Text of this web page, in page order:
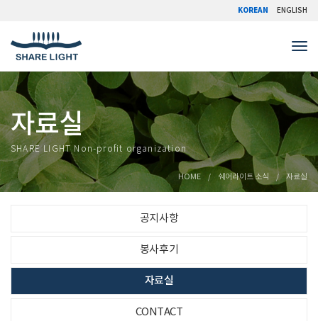
KOREAN ENGLISH
자료실
SHARE LIGHT Non-profit organization
HOME 쉐어라이트 소식 자료실
공지사항
봉사후기
자료실
CONTACT